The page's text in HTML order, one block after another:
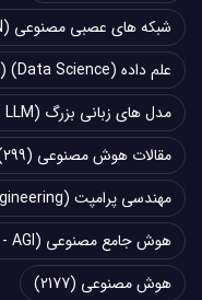
شبکه های عصبی مصنوعی (Artificial Neural Networks - ANN)
علم داده (Data Science)
(1)
مدل های زبانی بزرگ (Large Language Models - LLM)
مقالات هوش مصنوعی (299)
مهندسی پرامپت (Prompt Engineering)
هوش جامع مصنوعی (Artificial General Intelligence - AGI)
هوش مصنوعی (2177)